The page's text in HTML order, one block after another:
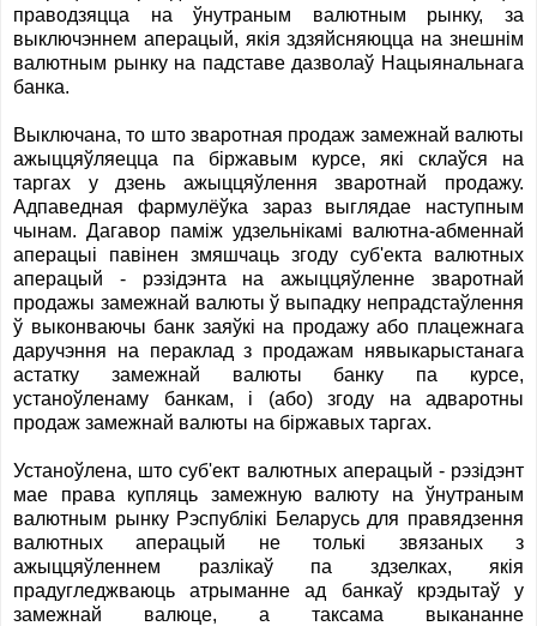
праводзяцца на ўнутраным валютным рынку, за
выключэннем аперацый, якія здзяйсняюцца на знешнім
валютным рынку на падставе дазволаў Нацыянальнага
банка.
Выключана, то што зваротная продаж замежнай валюты
ажыццяўляецца па біржавым курсе, які склаўся на
таргах у дзень ажыццяўлення зваротнай продажу.
Адпаведная фармулёўка зараз выглядае наступным
чынам. Дагавор паміж удзельнікамі валютна-абменнай
аперацыі павінен змяшчаць згоду суб'екта валютных
аперацый - рэзідэнта на ажыццяўленне зваротнай
продажы замежнай валюты ў выпадку непрадстаўлення
ў выконваючы банк заяўкі на продажу або плацежнага
даручэння на пераклад з продажам нявыкарыстанага
астатку замежнай валюты банку па курсе,
устаноўленаму банкам, і (або) згоду на адваротны
продаж замежнай валюты на біржавых таргах.
Устаноўлена, што суб'ект валютных аперацый - рэзідэнт
мае права купляць замежную валюту на ўнутраным
валютным рынку Рэспублікі Беларусь для правядзення
валютных аперацый не толькі звязаных з
ажыццяўленнем разлікаў па здзелках, якiя
прадугледжваюць атрыманне ад банкаў крэдытаў у
замежнай валюце, а таксама выкананне